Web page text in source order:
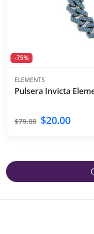
-75%
ELEMENTS
Pulsera Invicta
$79.00 $20.00